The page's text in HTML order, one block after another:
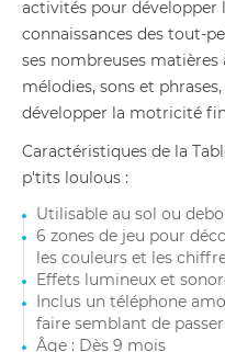
activités pour développer
connaissances des tout-
ses nombreuses matières
mélodies, sons et
développer la motricité
Caractéristiques de la
p'tits loulous :
Utilisable au sol ou
6 zones de jeu pour
les couleurs et les
Effets lumineux et
Inclus un téléphone
faire semblant de
Âge : Dès 9 mois